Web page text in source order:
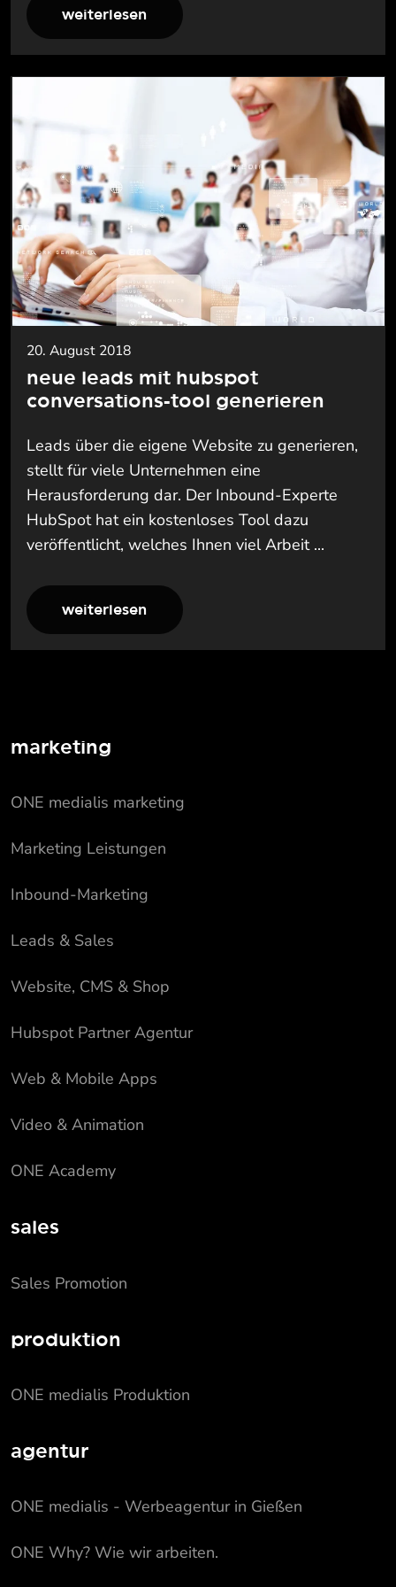
weiterlesen
20. August 2018
neue leads mit hubspot
conversations-tool generieren
Leads über die eigene Website zu generieren,
stellt für viele Unternehmen eine
Herausforderung dar. Der Inbound-Experte
HubSpot hat ein kostenloses Tool dazu
veröffentlicht, welches Ihnen viel Arbeit ...
weiterlesen
marketing
ONE medialis marketing
Marketing Leistungen
Inbound-Marketing
Leads & Sales
Website, CMS & Shop
Hubspot Partner Agentur
Web & Mobile Apps
Video & Animation
ONE Academy
sales
Sales Promotion
produktion
ONE medialis Produktion
agentur
ONE medialis - Werbeagentur in Gießen
ONE Why? Wie wir arbeiten.